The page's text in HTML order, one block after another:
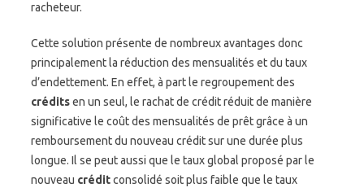
racheteur.
Cette solution présente de nombreux avantages donc
principalement la réduction des mensualités et du taux
d’endettement. En effet, à part le regroupement des
créditsen un seul, le rachat de crédit réduit de manière
significative le coût des mensualités de prêt grâce à un
remboursement du nouveau crédit sur une durée plus
longue. Il se peut aussi que le taux global proposé par le
nouveau créditconsolidé soit plus faible que le taux